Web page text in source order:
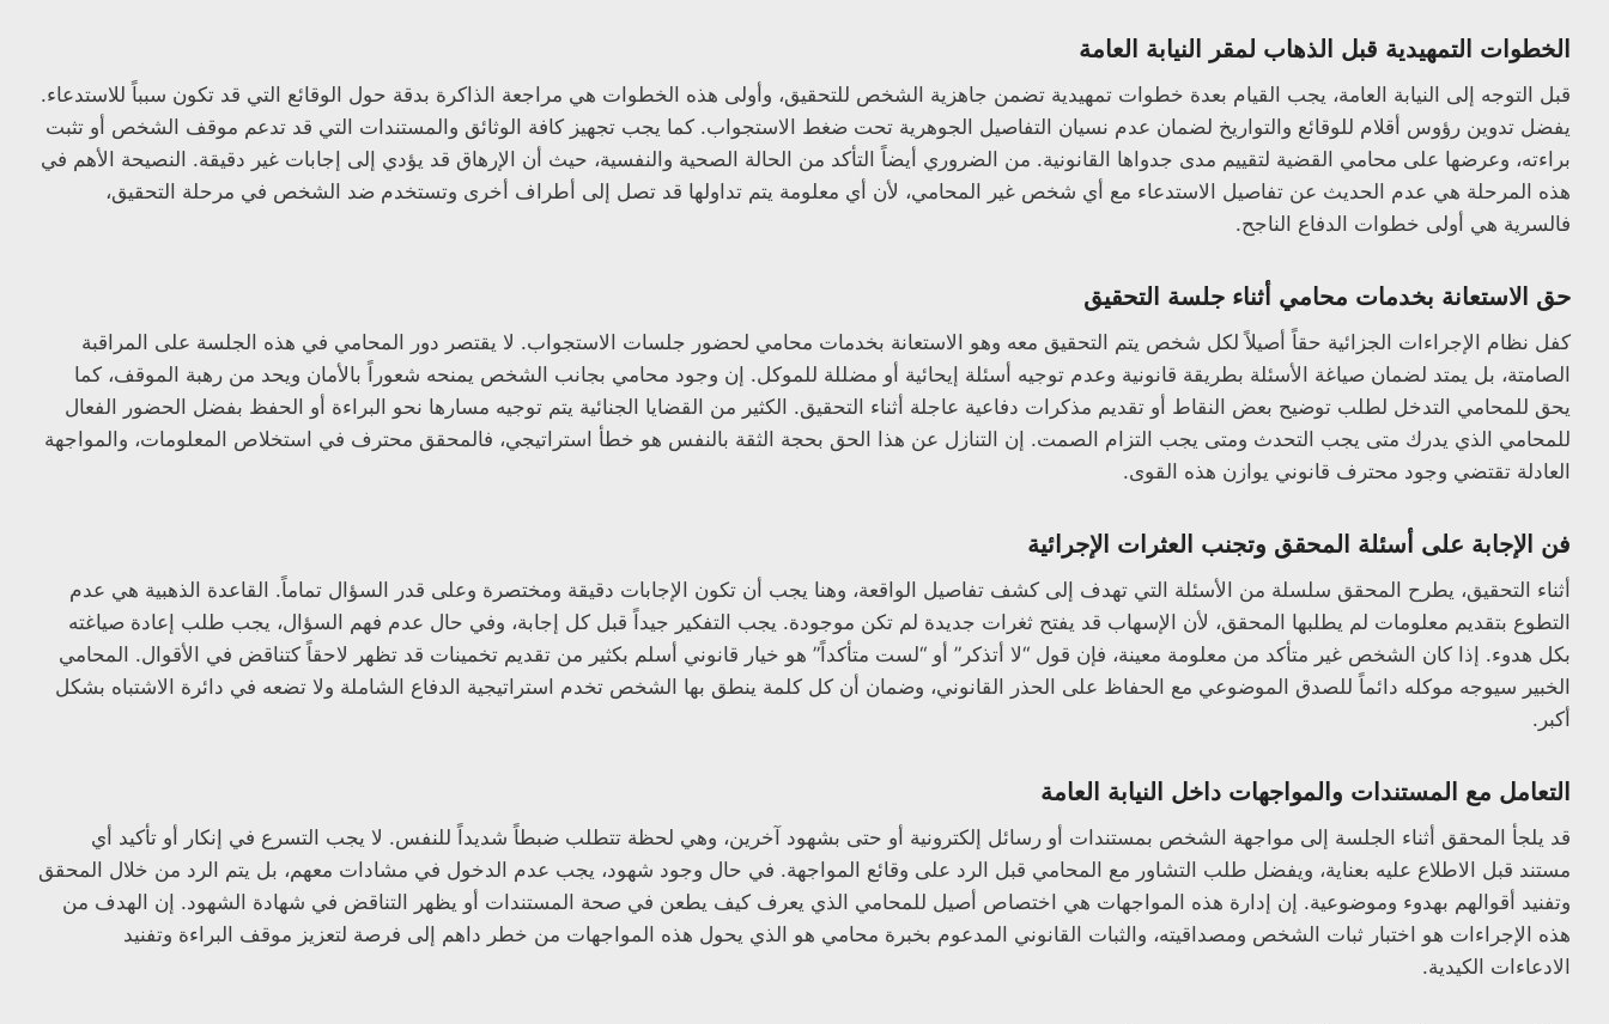
الخطوات التمهيدية قبل الذهاب لمقر النيابة العامة
قبل التوجه إلى النيابة العامة، يجب القيام بعدة خطوات تمهيدية تضمن جاهزية الشخص للتحقيق، وأولى هذه الخطوات هي مراجعة الذاكرة بدقة حول الوقائع التي قد تكون سبباً للاستدعاء.
يفضل تدوين رؤوس أقلام للوقائع والتواريخ لضمان عدم نسيان التفاصيل الجوهرية تحت ضغط الاستجواب. كما يجب تجهيز كافة الوثائق والمستندات التي قد تدعم موقف الشخص أو تثبت
براءته، وعرضها على محامي القضية لتقييم مدى جدواها القانونية. من الضروري أيضاً التأكد من الحالة الصحية والنفسية، حيث أن الإرهاق قد يؤدي إلى إجابات غير دقيقة. النصيحة الأهم في
هذه المرحلة هي عدم الحديث عن تفاصيل الاستدعاء مع أي شخص غير المحامي، لأن أي معلومة يتم تداولها قد تصل إلى أطراف أخرى وتستخدم ضد الشخص في مرحلة التحقيق،
فالسرية هي أولى خطوات الدفاع الناجح.
حق الاستعانة بخدمات محامي أثناء جلسة التحقيق
كفل نظام الإجراءات الجزائية حقاً أصيلاً لكل شخص يتم التحقيق معه وهو الاستعانة بخدمات محامي لحضور جلسات الاستجواب. لا يقتصر دور المحامي في هذه الجلسة على المراقبة
الصامتة، بل يمتد لضمان صياغة الأسئلة بطريقة قانونية وعدم توجيه أسئلة إيحائية أو مضللة للموكل. إن وجود محامي بجانب الشخص يمنحه شعوراً بالأمان ويحد من رهبة الموقف، كما
يحق للمحامي التدخل لطلب توضيح بعض النقاط أو تقديم مذكرات دفاعية عاجلة أثناء التحقيق. الكثير من القضايا الجنائية يتم توجيه مسارها نحو البراءة أو الحفظ بفضل الحضور الفعال
للمحامي الذي يدرك متى يجب التحدث ومتى يجب التزام الصمت. إن التنازل عن هذا الحق بحجة الثقة بالنفس هو خطأ استراتيجي، فالمحقق محترف في استخلاص المعلومات، والمواجهة
العادلة تقتضي وجود محترف قانوني يوازن هذه القوى.
فن الإجابة على أسئلة المحقق وتجنب العثرات الإجرائية
أثناء التحقيق، يطرح المحقق سلسلة من الأسئلة التي تهدف إلى كشف تفاصيل الواقعة، وهنا يجب أن تكون الإجابات دقيقة ومختصرة وعلى قدر السؤال تماماً. القاعدة الذهبية هي عدم
التطوع بتقديم معلومات لم يطلبها المحقق، لأن الإسهاب قد يفتح ثغرات جديدة لم تكن موجودة. يجب التفكير جيداً قبل كل إجابة، وفي حال عدم فهم السؤال، يجب طلب إعادة صياغته
بكل هدوء. إذا كان الشخص غير متأكد من معلومة معينة، فإن قول “لا أتذكر” أو “لست متأكداً” هو خيار قانوني أسلم بكثير من تقديم تخمينات قد تظهر لاحقاً كتناقض في الأقوال. المحامي
الخبير سيوجه موكله دائماً للصدق الموضوعي مع الحفاظ على الحذر القانوني، وضمان أن كل كلمة ينطق بها الشخص تخدم استراتيجية الدفاع الشاملة ولا تضعه في دائرة الاشتباه بشكل
أكبر.
التعامل مع المستندات والمواجهات داخل النيابة العامة
قد يلجأ المحقق أثناء الجلسة إلى مواجهة الشخص بمستندات أو رسائل إلكترونية أو حتى بشهود آخرين، وهي لحظة تتطلب ضبطاً شديداً للنفس. لا يجب التسرع في إنكار أو تأكيد أي
مستند قبل الاطلاع عليه بعناية، ويفضل طلب التشاور مع المحامي قبل الرد على وقائع المواجهة. في حال وجود شهود، يجب عدم الدخول في مشادات معهم، بل يتم الرد من خلال المحقق
وتفنيد أقوالهم بهدوء وموضوعية. إن إدارة هذه المواجهات هي اختصاص أصيل للمحامي الذي يعرف كيف يطعن في صحة المستندات أو يظهر التناقض في شهادة الشهود. إن الهدف من
هذه الإجراءات هو اختبار ثبات الشخص ومصداقيته، والثبات القانوني المدعوم بخبرة محامي هو الذي يحول هذه المواجهات من خطر داهم إلى فرصة لتعزيز موقف البراءة وتفنيد
الادعاءات الكيدية.